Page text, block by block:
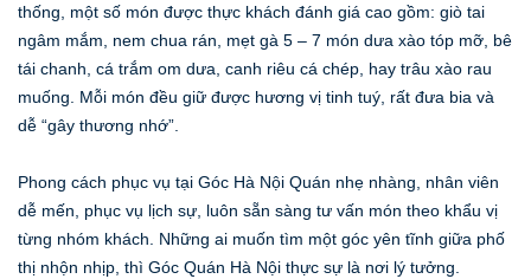
thống, một số món được thực khách đánh giá cao gồm: giò tai
ngâm mắm, nem chua rán, mẹt gà 5 – 7 món dưa xào tóp mỡ, bê
tái chanh, cá trắm om dưa, canh riêu cá chép, hay trâu xào rau
muống. Mỗi món đều giữ được hương vị tinh tuý, rất đưa bia và
dễ “gây thương nhớ”.
Phong cách phục vụ tại Góc Hà Nội Quán nhẹ nhàng, nhân viên
dễ mến, phục vụ lịch sự, luôn sẵn sàng tư vấn món theo khẩu vị
từng nhóm khách. Những ai muốn tìm một góc yên tĩnh giữa phố
thị nhộn nhịp, thì Góc Quán Hà Nội thực sự là nơi lý tưởng.